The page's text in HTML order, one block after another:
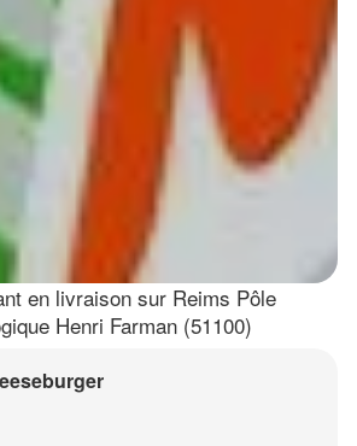
en livraison sur Reims Pôle
Henri Farman (51100)